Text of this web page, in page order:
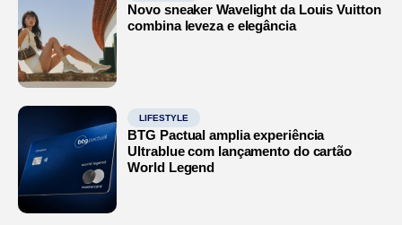
Novo sneaker Wavelight da Louis Vuitton
combina leveza e elegância
LIFESTYLE
BTG Pactual amplia experiência
Ultrablue com lançamento do cartão
World Legend